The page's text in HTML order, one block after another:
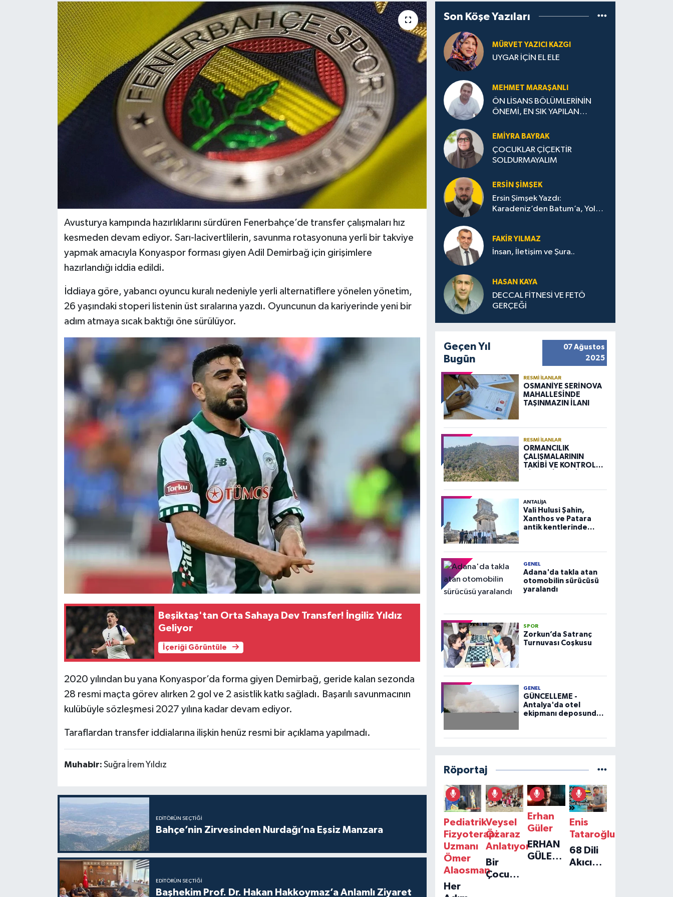
Avusturya kampında hazırlıklarını sürdüren Fenerbahçe’de transfer çalışmaları hız
kesmeden devam ediyor. Sarı-lacivertlilerin, savunma rotasyonuna yerli bir takviye
yapmak amacıyla Konyaspor forması giyen Adil Demirbağ için girişimlere
hazırlandığı iddia edildi.
İddiaya göre, yabancı oyuncu kuralı nedeniyle yerli alternatiflere yönelen yönetim,
26 yaşındaki stoperi listenin üst sıralarına yazdı. Oyuncunun da kariyerinde yeni bir
adım atmaya sıcak baktığı öne sürülüyor.
Beşiktaş'tan Orta Sahaya Dev Transfer! İngiliz Yıldız
Geliyor
İçeriği Görüntüle
2020 yılından bu yana Konyaspor’da forma giyen Demirbağ, geride kalan sezonda
28 resmi maçta görev alırken 2 gol ve 2 asistlik katkı sağladı. Başarılı savunmacının
kulübüyle sözleşmesi 2027 yılına kadar devam ediyor.
Taraflardan transfer iddialarına ilişkin henüz resmi bir açıklama yapılmadı.
Muhabir: Suğra İrem Yıldız
EDITÖRÜN SEÇTIĞI
Bahçe’nin Zirvesinden Nurdağı’na Eşsiz Manzara
EDITÖRÜN SEÇTIĞI
Başhekim Prof. Dr. Hakan Hakkoymaz’a Anlamlı Ziyaret
Son Köşe Yazıları
MÜRVET YAZICI KAZGI
UYGAR İÇİN EL ELE
MEHMET MARAŞANLI
ÖN LİSANS BÖLÜMLERİNİN
ÖNEMİ, EN SIK YAPILAN
STRATEJİLERİ
EMIYRA BAYRAK
ÇOCUKLAR ÇİÇEKTİR
SOLDURMAYALIM
ERSIN ŞIMŞEK
Ersin Şimşek Yazdı:
Karadeniz’den Batum’a, Yolun
FAKIR YILMAZ
İnsan, İletişim ve Şura..
HASAN KAYA
DECCAL FİTNESİ VE FETÖ
GERÇEĞİ
Geçen Yıl
Bugün
07 Ağustos
2025
RESMI İLANLAR
OSMANİYE SERİNOVA
MAHALLESİNDE
TAŞINMAZIN İLANI
RESMI İLANLAR
ORMANCILIK
ÇALIŞMALARININ
TAKİBİ VE KONTROLÜ
ANTALIJA
Vali Hulusi Şahin,
Xanthos ve Patara
antik kentlerinde
GENEL
Adana'da takla atan
otomobilin sürücüsü
yaralandı
SPOR
Zorkun’da Satranç
Turnuvası Coşkusu
GENEL
GÜNCELLEME -
Antalya'da otel
ekipmanı deposunda
Röportaj
Pediatrik
Fizyoterapi
Uzmanı
Ömer
Alaosman
Her
Veysel
Özaraz
Anlatıyor
Bir
Çocuğun
Erhan
Güler
ERHAN
GÜLER'IN
Enis
Tataroğlu
68 Dili
Akıcı